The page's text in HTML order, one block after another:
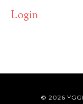
Login
© 2026